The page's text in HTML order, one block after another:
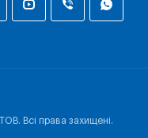
Всі права захищені.